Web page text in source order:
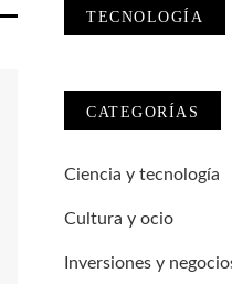
TECNOLOGÍA
CATEGORÍAS
Ciencia y tecnología
Cultura y ocio
Inversiones y